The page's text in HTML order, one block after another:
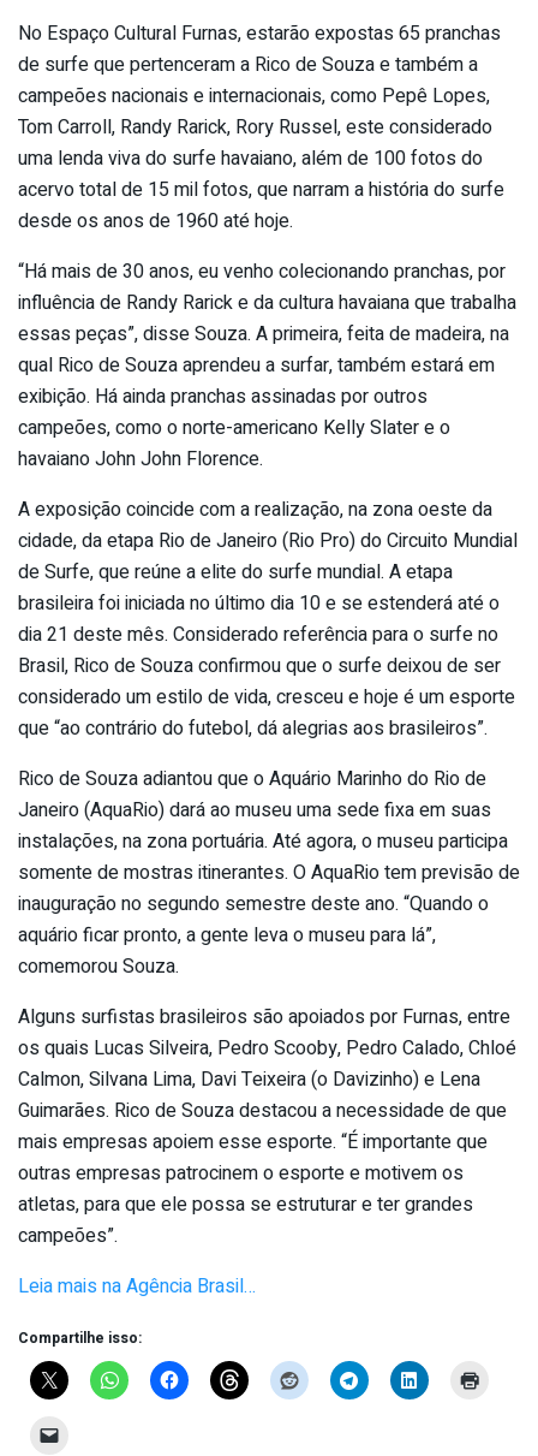
No Espaço Cultural Furnas, estarão expostas 65 pranchas
de surfe que pertenceram a Rico de Souza e também a
campeões nacionais e internacionais, como Pepê Lopes,
Tom Carroll, Randy Rarick, Rory Russel, este considerado
uma lenda viva do surfe havaiano, além de 100 fotos do
acervo total de 15 mil fotos, que narram a história do surfe
desde os anos de 1960 até hoje.
“Há mais de 30 anos, eu venho colecionando pranchas, por
influência de Randy Rarick e da cultura havaiana que trabalha
essas peças”, disse Souza. A primeira, feita de madeira, na
qual Rico de Souza aprendeu a surfar, também estará em
exibição. Há ainda pranchas assinadas por outros
campeões, como o norte-americano Kelly Slater e o
havaiano John John Florence.
A exposição coincide com a realização, na zona oeste da
cidade, da etapa Rio de Janeiro (Rio Pro) do Circuito Mundial
de Surfe, que reúne a elite do surfe mundial. A etapa
brasileira foi iniciada no último dia 10 e se estenderá até o
dia 21 deste mês. Considerado referência para o surfe no
Brasil, Rico de Souza confirmou que o surfe deixou de ser
considerado um estilo de vida, cresceu e hoje é um esporte
que “ao contrário do futebol, dá alegrias aos brasileiros”.
Rico de Souza adiantou que o Aquário Marinho do Rio de
Janeiro (AquaRio) dará ao museu uma sede fixa em suas
instalações, na zona portuária. Até agora, o museu participa
somente de mostras itinerantes. O AquaRio tem previsão de
inauguração no segundo semestre deste ano. “Quando o
aquário ficar pronto, a gente leva o museu para lá”,
comemorou Souza.
Alguns surfistas brasileiros são apoiados por Furnas, entre
os quais Lucas Silveira, Pedro Scooby, Pedro Calado, Chloé
Calmon, Silvana Lima, Davi Teixeira (o Davizinho) e Lena
Guimarães. Rico de Souza destacou a necessidade de que
mais empresas apoiem esse esporte. “É importante que
outras empresas patrocinem o esporte e motivem os
atletas, para que ele possa se estruturar e ter grandes
campeões”.
Leia mais na Agência Brasil…
Compartilhe isso: